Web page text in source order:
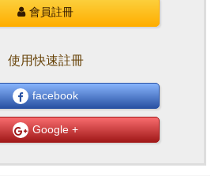
會員註冊
使用快速註冊
facebook
Google +